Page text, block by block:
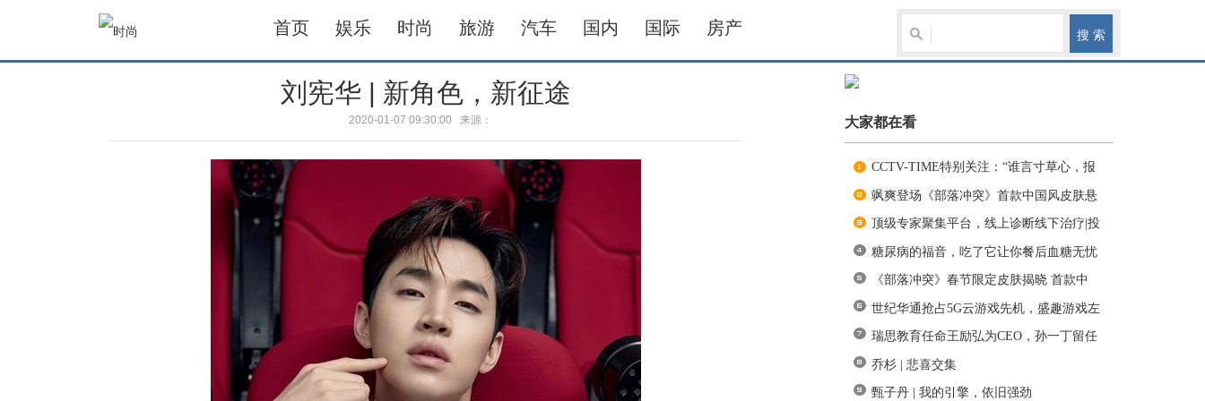
首页 娱乐 时尚 旅游 汽车 国内 国际 房产
刘宪华 | 新角色，新征途
2020-01-07 09:30:00 来源： 大家都在看
CCTV-TIME特别关注：“谁言寸草心，报
得
飒爽登场《部落冲突》首款中国风皮肤悬
顶级专家聚集平台，线上诊断线下治疗|投
糖尿病的福音，吃了它让你餐后血糖无忧
《部落冲突》春节限定皮肤揭晓 首款中
世纪华通抢占5G云游戏先机，盛趣游戏左
瑞思教育任命王励弘为CEO，孙一丁留任
副
乔杉 | 悲喜交集
甄子丹 | 我的引擎，依旧强劲